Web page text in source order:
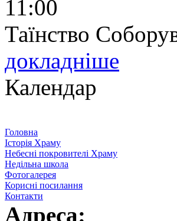
11:00
Таїнство
докладніше
Календар
Головна
Історія Храму
Небесні покровителі Храму
Недільна школа
Фотогалерея
Корисні посилання
Контакти
Адреса: